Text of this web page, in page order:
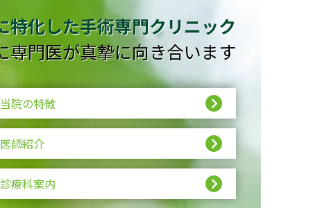
特化した手術専門クリニック
専門医が真摯に向き合います
当院の特徴
医師紹介
診療科案内